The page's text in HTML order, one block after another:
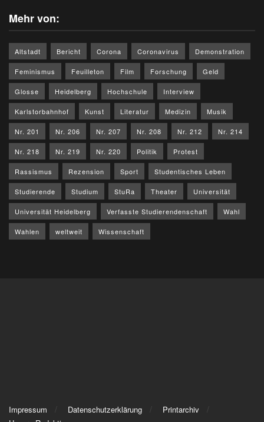
Mehr von:
Altstadt Bericht Corona Coronavirus Demonstration
Feminismus Feuilleton Film Forschung Geld
Glosse Heidelberg Hochschule Interview
Karlstorbahnhof Kunst Literatur Medizin Musik
Nr. 201 Nr. 206 Nr. 207 Nr. 208 Nr. 212 Nr. 214
Nr. 218 Nr. 219 Nr. 220 Politik Protest
Rassismus Rezension Sport Studentisches Leben
Studierende Studium StuRa Theater Universität
Universität Heidelberg Verfasste Studierendenschaft Wahl
Wahlen weltweit Wissenschaft
Impressum Datenschutzerklärung
Printarchiv